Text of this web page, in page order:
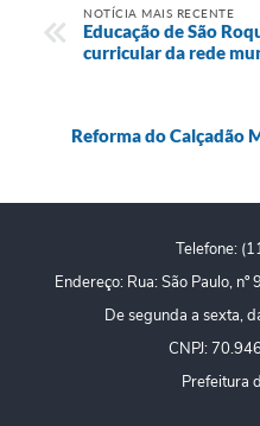
Qualifica São Roque
2ª Via de Tributos
FAQ - Perguntas frequentes
NOTÍCIA MAIS RECENTE
Educação de São
curricular da rede
Reforma do Calçadão
Telefone:
Endereço: Rua: São Paulo,
De segunda a sexta,
CNPJ:
Prefeitura